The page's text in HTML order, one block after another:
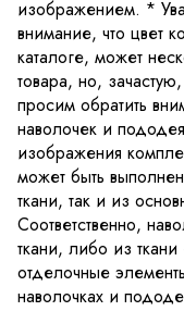
изображением. *
внимание, что цвет
каталоге, может
товара, но,
просим обратить
наволочек и
изображения
может быть
ткани, так и из
Соответственно,
ткани, либо из ткани
отделочные
наволочках и